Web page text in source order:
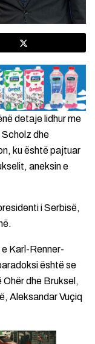
detaje lidhur me
Scholz dhe
ku është pajtuar
aneksin e
i Serbisë,
Karl-Renner-
është se
dhe Bruksel,
Aleksandar Vuçiq